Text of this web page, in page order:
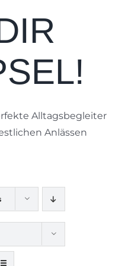
Alltagsbegleiter
Anlässen